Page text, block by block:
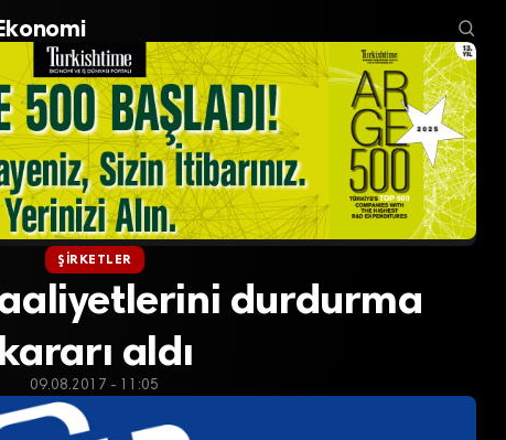
ŞIRKETLER
durdurma
kararı aldı
09.08.2017 - 11:05